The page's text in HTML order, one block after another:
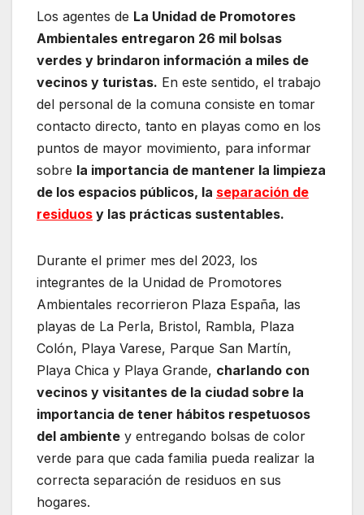
Los agentes de La Unidad de Promotores
Ambientales entregaron 26 mil bolsas
verdes y brindaron información a miles de
vecinos y turistas. En este sentido, el trabajo
del personal de la comuna consiste en tomar
contacto directo, tanto en playas como en los
puntos de mayor movimiento, para informar
sobre la importancia de mantener la limpieza
de los espacios públicos, la separación de
residuos y las prácticas sustentables.
Durante el primer mes del 2023, los
integrantes de la Unidad de Promotores
Ambientales recorrieron Plaza España, las
playas de La Perla, Bristol, Rambla, Plaza
Colón, Playa Varese, Parque San Martín,
Playa Chica y Playa Grande, charlando con
vecinos y visitantes de la ciudad sobre la
importancia de tener hábitos respetuosos
del ambiente y entregando bolsas de color
verde para que cada familia pueda realizar la
correcta separación de residuos en sus
hogares.